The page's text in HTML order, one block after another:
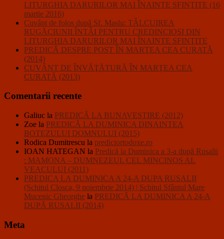
LITURGHIA DARURILOR MAI ÎNAINTE SFINŢITE (16
martie 2016)
Cuvânt de folos după Sf. Maslu: TÂLCUIREA
RUGĂCIUNII ÎNTÂI PENTRU CREDINCIOŞI DIN
LITURGHIA DARURILOR MAI ÎNAINTE SFINŢITE
PREDICĂ DESPRE POST ÎN MARŢEA CEA CURATĂ
(2014)
CUVÂNT DE ÎNVĂŢĂTURĂ ÎN MARŢEA CEA
CURATĂ (2013)
Comentarii recente
Galiuc la PREDICĂ LA BUNAVESTIRE (2012)
Zoe la PREDICĂ LA DUMINICA DINAINTEA
BOTEZULUI DOMNULUI (2015)
Rodica Dumitrescu la prediciortodoxe.ro
IOAN HATEGAN la Predică la Duminica a 3-a după Rusalii
: MAMONA – DUMNEZEUL CEL MINCINOS AL
VEACULUI (2011)
PREDICA LA DUMINICA A 24-A DUPA RUSALII
(Schitul Closca, 9 noiembrie 2014) | Schitul Sfântul Mare
Mucenic Gheorghe la PREDICĂ LA DUMINICA A 24-A
DUPĂ RUSALII (2014)
Meta